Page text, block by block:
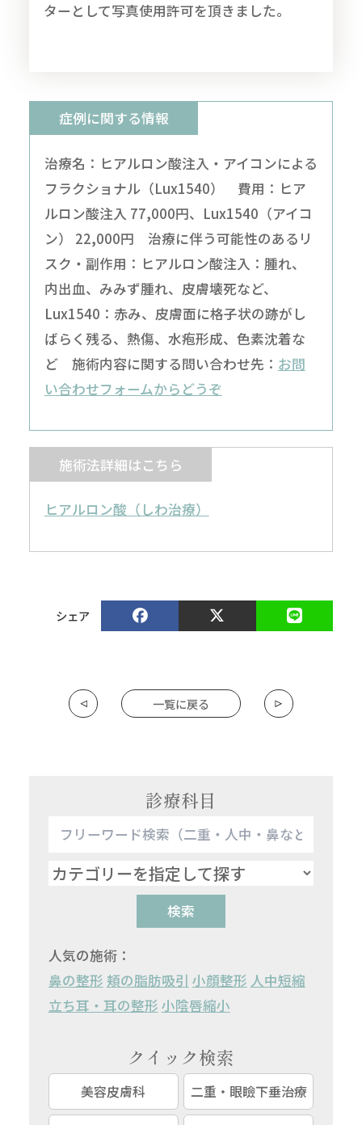
ターとして写真使用許可を頂きました。
症例に関する情報
治療名：ヒアルロン酸注入・アイコンによる
フラクショナル（Lux1540） 費用：ヒア
ルロン酸注入 77,000円、Lux1540（アイコ
ン） 22,000円 治療に伴う可能性のあるリ
スク・副作用：ヒアルロン酸注入：腫れ、
内出血、みみず腫れ、皮膚壊死など、
Lux1540：赤み、皮膚面に格子状の跡がし
ばらく残る、熱傷、水疱形成、色素沈着な
ど 施術内容に関する問い合わせ先： お問
い合わせフォームからどうぞ
施術法詳細はこちら
ヒアルロン酸（しわ治療）
シェア
一覧に戻る
診療科目
検索
人気の施術：
鼻の整形 頬の脂肪吸引 小顔整形 人中短縮
立ち耳・耳の整形 小陰唇縮小
クイック検索
美容皮膚科 二重・眼瞼下垂治療